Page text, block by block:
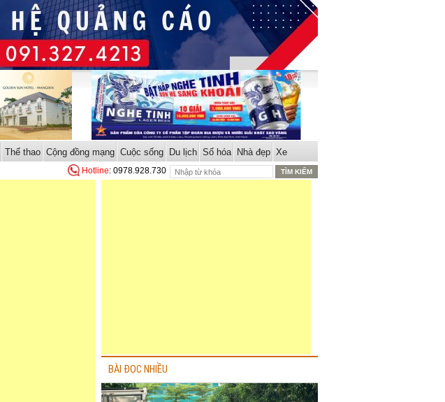
Thể thao Cộng đồng mạng Cuộc sống Du lịch Số hóa Nhà đẹp Xe
Hotline: 0978.928.730
BÀI ĐỌC NHIỀU